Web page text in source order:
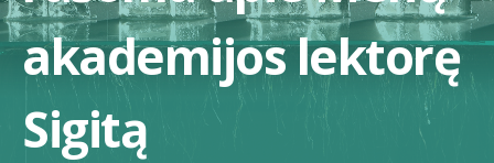
akademijos lektorę
Sigitą